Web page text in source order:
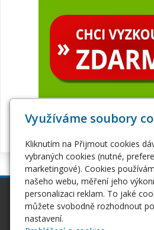
inPage
Webové stránky
Pro začátečníky
Využíváme soubory
Kliknutím na Přijmout cookies
vybraných cookies (nutné,
marketingové). Cookies
našeho webu, měření jeho
personalizaci reklam. To jaké
můžete svobodně rozhodnout
nastavení.